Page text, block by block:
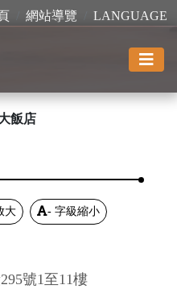
網站導覽 LANGUAGE
飯店
大 - 字級縮小
號1至11樓